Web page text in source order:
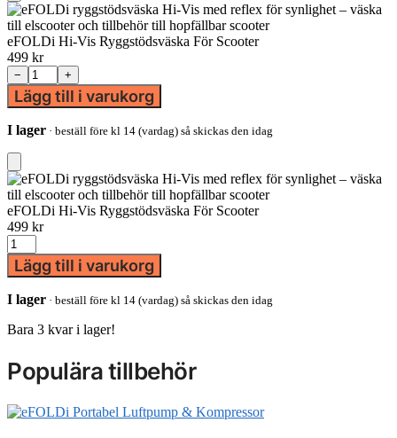
Add
to
Cart
eFOLDi Hi-Vis Ryggstödsväska För Scooter
499 kr
eFOLDi
Hi-
Vis
För
Scooter
mängd
− +
Lägg till i varukorg
I lager · beställ före kl 14 (vardag) så skickas den idag
Add
to
Cart
eFOLDi Hi-Vis Ryggstödsväska För Scooter
499 kr
eFOLDi
Hi-
Vis
För
Scooter
mängd
Lägg till i varukorg
I lager · beställ före kl 14 (vardag) så skickas den idag
Bara 3 kvar i lager!
Populära tillbehör